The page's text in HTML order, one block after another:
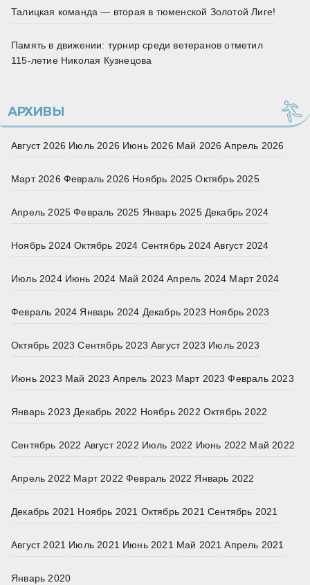
Талицкая команда — вторая в тюменской Золотой Лиге!
Память в движении: турнир среди ветеранов отметил
115‑летие Николая Кузнецова
АРХИВЫ
Август 2026 Июль 2026 Июнь 2026 Май 2026 Апрель 2026
Март 2026 Февраль 2026 Ноябрь 2025 Октябрь 2025
Апрель 2025 Февраль 2025 Январь 2025 Декабрь 2024
Ноябрь 2024 Октябрь 2024 Сентябрь 2024 Август 2024
Июль 2024 Июнь 2024 Май 2024 Апрель 2024 Март 2024
Февраль 2024 Январь 2024 Декабрь 2023 Ноябрь 2023
Октябрь 2023 Сентябрь 2023 Август 2023 Июль 2023
Июнь 2023 Май 2023 Апрель 2023 Март 2023 Февраль 2023
Январь 2023 Декабрь 2022 Ноябрь 2022 Октябрь 2022
Сентябрь 2022 Август 2022 Июль 2022 Июнь 2022 Май 2022
Апрель 2022 Март 2022 Февраль 2022 Январь 2022
Декабрь 2021 Ноябрь 2021 Октябрь 2021 Сентябрь 2021
Август 2021 Июль 2021 Июнь 2021 Май 2021 Апрель 2021
Январь 2020